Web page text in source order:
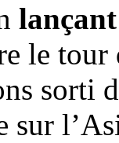
le
sorti
sur